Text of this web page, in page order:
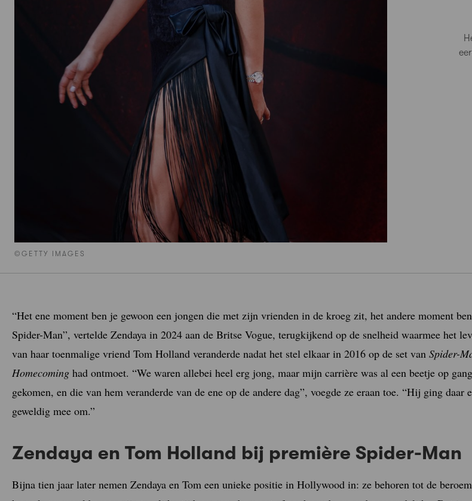
©GETTY IMAGES
“Het ene moment ben je gewoon een jongen die met zijn vrienden in de kroeg zit, het andere moment
Spider-Man”, vertelde Zendaya in 2024 aan de Britse Vogue, terugkijkend op de snelheid waarmee het
van haar toenmalige vriend Tom Holland veranderde nadat het stel elkaar in 2016 op de set van Spider-
Homecoming had ontmoet. “We waren allebei heel erg jong, maar mijn carrière was al een beetje op gang
gekomen, en die van hem veranderde van de ene op de andere dag”, voegde ze eraan toe. “Hij ging daar
geweldig mee om.”
Zendaya en Tom Holland bij première Spider-Man
Bijna tien jaar later nemen Zendaya en Tom een unieke positie in Hollywood in: ze behoren tot de